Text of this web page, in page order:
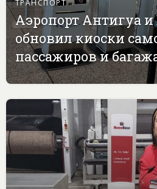
ТРАНСПОРТ
Аэропорт Антигуа и
обновил киоски
пассажиров и